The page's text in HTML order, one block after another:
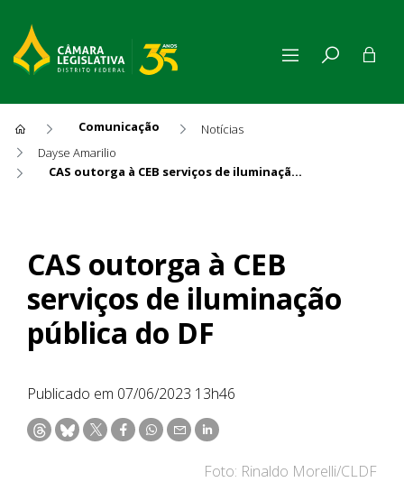
Comunicação
Notícias
Dayse Amarilio
CAS outorga à CEB serviços de iluminação pública do DF
CAS outorga à CEB
serviços de iluminação
pública do DF
Publicado em 07/06/2023 13h46
Foto: Rinaldo Morelli/CLDF